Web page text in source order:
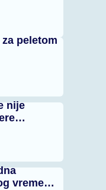
peletom
nije
vreme…